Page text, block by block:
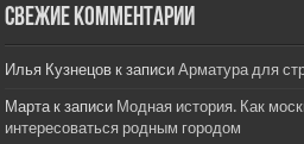
Свежие комментарии
Илья Кузнецов к записиАрматура для
Мартак записи Модная история. Как
интересоваться родным городом